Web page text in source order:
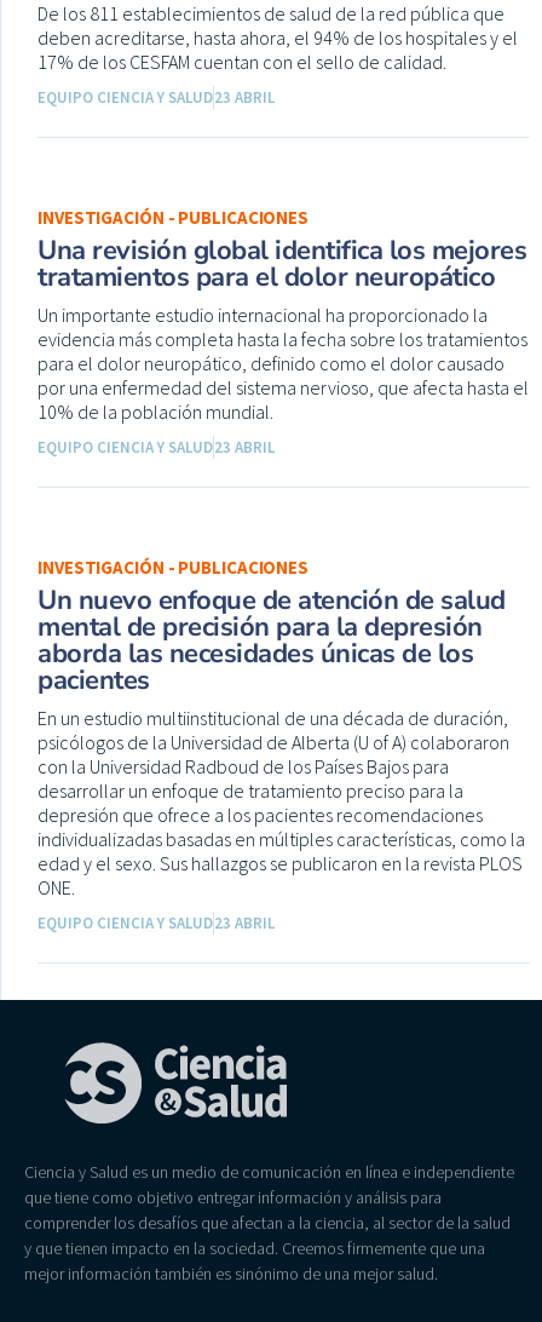
De los 811 establecimientos de salud de la red pública que
deben acreditarse, hasta ahora, el 94% de los hospitales y el
17% de los CESFAM cuentan con el sello de calidad.
EQUIPO CIENCIA Y SALUD23 ABRIL
INVESTIGACIÓN - PUBLICACIONES
Una revisión global identifica los mejores
tratamientos para el dolor neuropático
Un importante estudio internacional ha proporcionado la
evidencia más completa hasta la fecha sobre los tratamientos
para el dolor neuropático, definido como el dolor causado
por una enfermedad del sistema nervioso, que afecta hasta el
10% de la población mundial.
EQUIPO CIENCIA Y SALUD23 ABRIL
INVESTIGACIÓN - PUBLICACIONES
Un nuevo enfoque de atención de salud
mental de precisión para la depresión
aborda las necesidades únicas de los
pacientes
En un estudio multiinstitucional de una década de duración,
psicólogos de la Universidad de Alberta (U of A) colaboraron
con la Universidad Radboud de los Países Bajos para
desarrollar un enfoque de tratamiento preciso para la
depresión que ofrece a los pacientes recomendaciones
individualizadas basadas en múltiples características, como la
edad y el sexo. Sus hallazgos se publicaron en la revista PLOS
ONE.
EQUIPO CIENCIA Y SALUD23 ABRIL
Ciencia y Salud es un medio de comunicación en línea e independiente
que tiene como objetivo entregar información y análisis para
comprender los desafíos que afectan a la ciencia, al sector de la salud
y que tienen impacto en la sociedad. Creemos firmemente que una
mejor información también es sinónimo de una mejor salud.